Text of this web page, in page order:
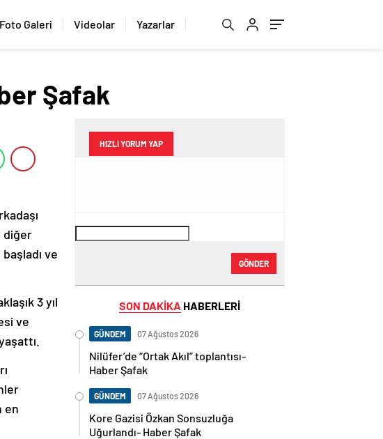
Foto Galeri Videolar Yazarlar
Şafak
diğer
ve
3 yıl
ve
en
HIZLI YORUM YAP
GÖNDER
SON DAKİKA HABERLERİ
GÜNDEM 07 Ağustos 2026
Nilüfer’de “Ortak Akıl” toplantısı-
Haber Şafak
GÜNDEM 07 Ağustos 2026
Kore Gazisi Özkan Sonsuzluğa
Uğurlandı- Haber Şafak